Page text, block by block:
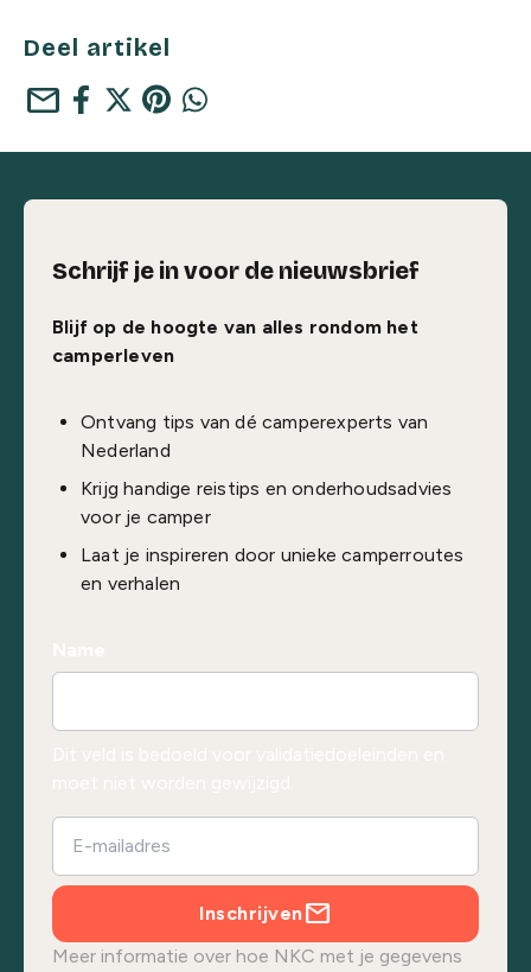
Deel artikel
mail
Schrijf je in voor de nieuwsbrief
Blijf op de hoogte van alles rondom het
camperleven
Ontvang tips van dé camperexperts van
Nederland
Krijg handige reistips en onderhoudsadvies
voor je camper
Laat je inspireren door unieke camperroutes
en verhalen
Inschrijven
Meer informatie over hoe NKC met je gegevens